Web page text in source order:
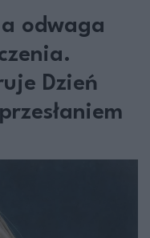
odwaga
Dzień